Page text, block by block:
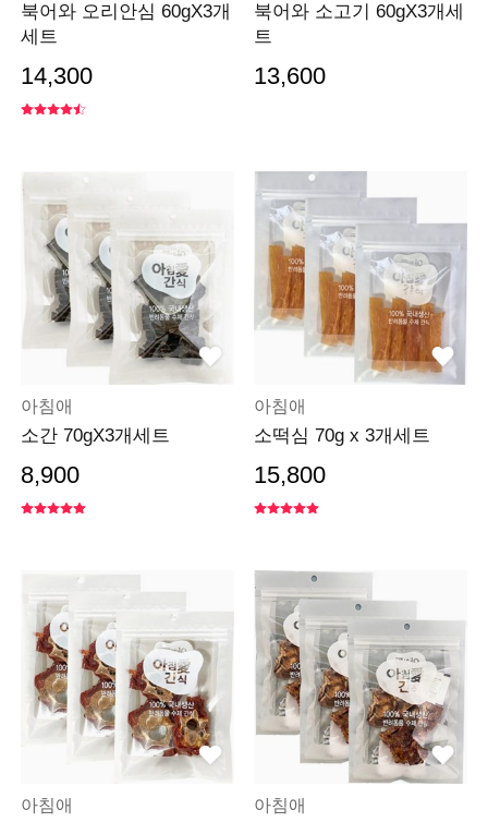
북어와 오리안심 60gX3개
세트
14,300
북어와 소고기 60gX3개세
트
13,600
아침애
소간 70gX3개세트
8,900
아침애
소떡심 70g x 3개세트
15,800
아침애 아침애